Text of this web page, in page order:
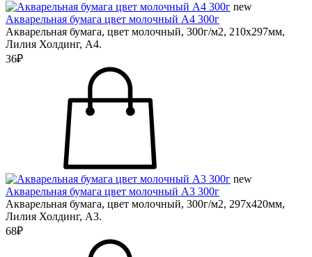
new
Акварельная бумага цвет молочный А4 300г
Акварельная бумага, цвет молочный, 300г/м2, 210х297мм,
Лилия Холдинг, А4.
36₽
new
Акварельная бумага цвет молочный А3 300г
Акварельная бумага, цвет молочный, 300г/м2, 297х420мм,
Лилия Холдинг, А3.
68₽